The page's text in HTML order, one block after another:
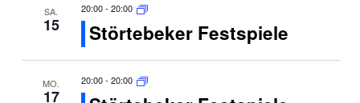
SA.
15
20:00- 20:00
Störtebeker Festspiele
MO.
17
20:00- 20:00